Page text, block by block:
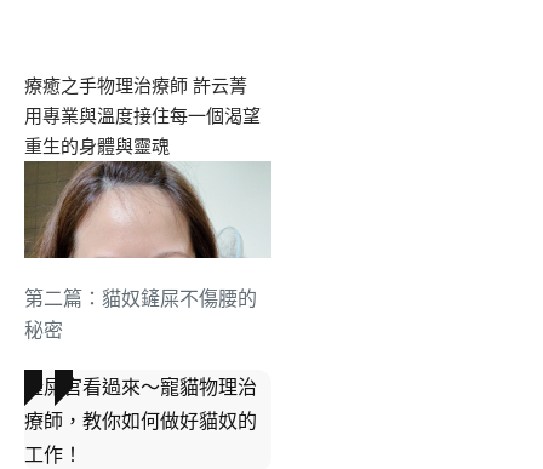
第二篇：貓奴鏟屎不傷腰的
秘密
鏟屎官看過來～寵貓物理治
療師，教你如何做好貓奴的
工作！